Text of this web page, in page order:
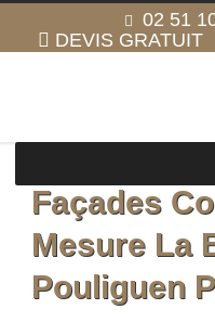
02 51
DEVIS GRATUIT
Façades
Mesure La
Pouliguen